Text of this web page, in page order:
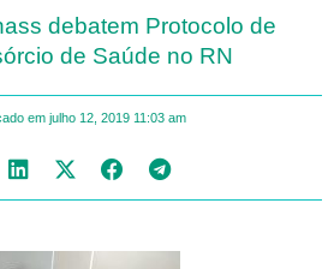
debatem Protocolo de
de Saúde no RN
em julho 12, 2019 11:03 am